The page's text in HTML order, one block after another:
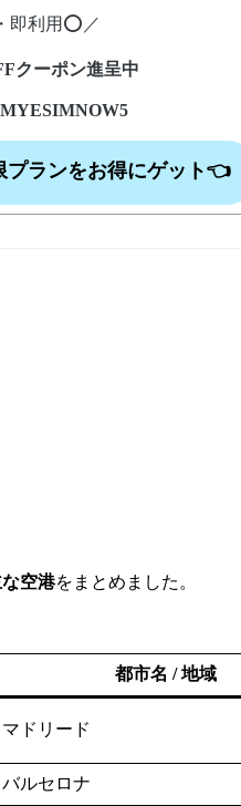
即利用⭕／
クーポン進呈中
MYESIMNOW5
プランをお得にゲット👈
空港をまとめました。
都市名 / 地域
マドリード
バルセロナ